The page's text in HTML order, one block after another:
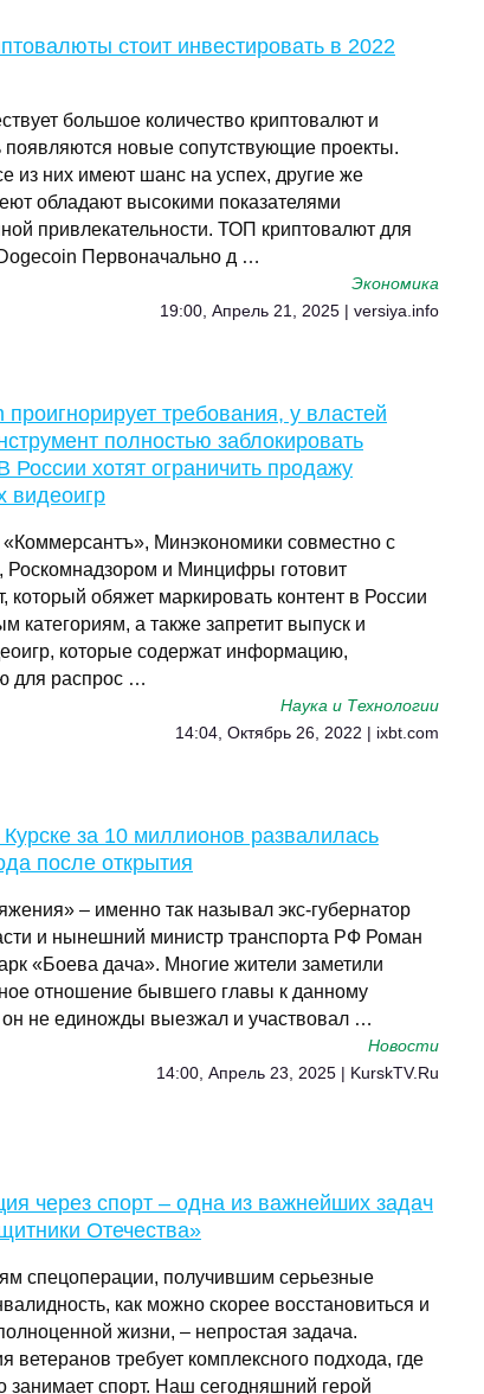
стоит инвестировать в 2022
большое количество криптовалют и
новые сопутствующие проекты.
из них имеют шанс на успех, другие же
обладают высокими показателями
привлекательности. ТОП криптовалют для
Первоначально д …
Экономика
19:00, Апрель 21, 2025 | versiya.info
требования, у властей
полностью заблокировать
России хотят ограничить продажу
видеоигр
«Коммерсантъ», Минэкономики совместно с
Роскомнадзором и Минцифры готовит
который обяжет маркировать контент в России
категориям, а также запретит выпуск и
которые содержат информацию,
для распрос …
Наука и Технологии
14:04, Октябрь 26, 2022 | ixbt.com
за 10 миллионов развалилась
после открытия
– именно так называл экс-губернатор
и нынешний министр транспорта РФ Роман
«Боева дача». Многие жители заметили
отношение бывшего главы к данному
он не единожды выезжал и участвовал …
Новости
14:00, Апрель 23, 2025 | KurskTV.Ru
через спорт – одна из важнейших задач
Отечества»
спецоперации, получившим серьезные
как можно скорее восстановиться и
жизни, – непростая задача.
ветеранов требует комплексного подхода, где
занимает спорт. Наш сегодняшний герой